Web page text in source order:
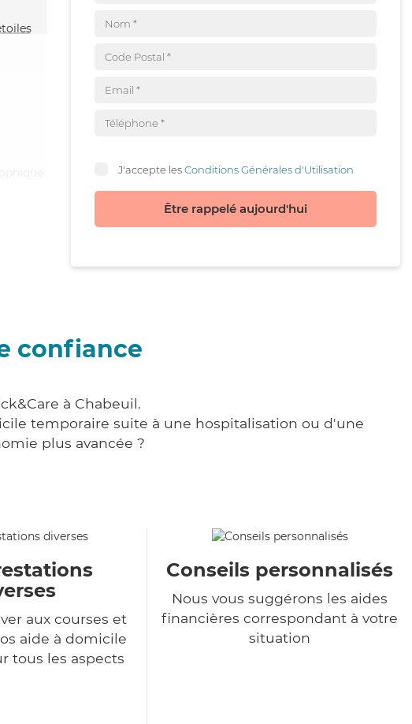
J'accepte lesConditions Générales d'Utilisation
Être rappelé aujourd'hui
confiance
à Chabeuil.
temporaire suite à une hospitalisation ou d'une
plus avancée ?
aux courses et
aide à domicile
tous les aspects
Conseils personnalisés
Nous vous suggérons les aides
financières correspondant à votre
situation